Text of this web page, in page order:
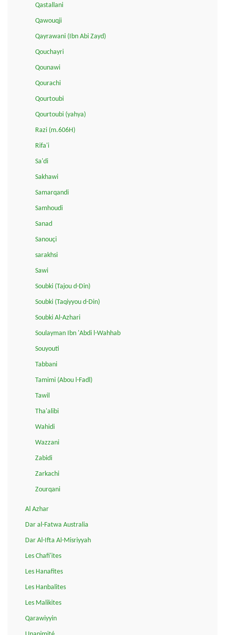
Qastallani
Qawouqji
Qayrawani (Ibn Abi Zayd)
Qouchayri
Qounawi
Qourachi
Qourtoubi
Qourtoubi (yahya)
Razi (m.606H)
Rifa'i
Sa'di
Sakhawi
Samarqandi
Samhoudi
Sanad
Sanouçi
sarakhsi
Sawi
Soubki (Tajou d-Din)
Soubki (Taqiyyou d-Din)
Soubki Al-Azhari
Soulayman Ibn 'Abdi l-Wahhab
Souyouti
Tabbani
Tamimi (Abou l-Fadl)
Tawil
Tha'alibi
Wahidi
Wazzani
Zabidi
Zarkachi
Zourqani
Al Azhar
Dar al-Fatwa Australia
Dar Al-Ifta Al-Misriyyah
Les Chafi'ites
Les Hanafites
Les Hanbalites
Les Malikites
Qarawiyyin